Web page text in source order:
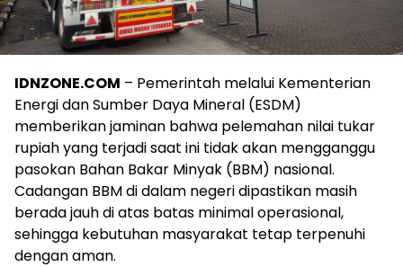
IDNZONE.COM – Pemerintah melalui Kementerian
Energi dan Sumber Daya Mineral (ESDM)
memberikan jaminan bahwa pelemahan nilai tukar
rupiah yang terjadi saat ini tidak akan mengganggu
pasokan Bahan Bakar Minyak (BBM) nasional.
Cadangan BBM di dalam negeri dipastikan masih
berada jauh di atas batas minimal operasional,
sehingga kebutuhan masyarakat tetap terpenuhi
dengan aman.